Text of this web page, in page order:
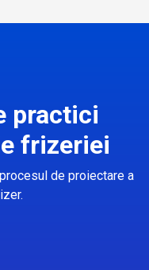
practici
frizeriei
de proiectare a